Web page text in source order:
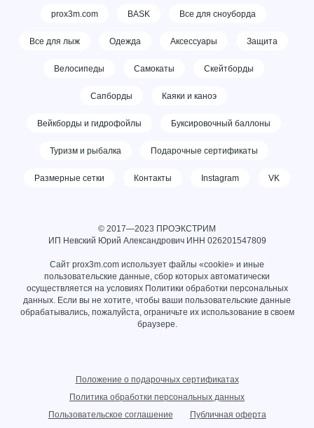
prox3m.com BASK Все для сноуборда
Все для лыж Одежда Аксессуары Защита
Велосипеды Самокаты Скейтборды
Сапборды Каяки и каноэ
Вейкборды и гидрофойлы Буксировочный баллоны
Туризм и рыбалка Подарочные сертификаты
Размерные сетки Контакты Instagram VK
© 2017—2023 ПРОЭКСТРИМ
ИП Невский Юрий Александрович ИНН 026201547809
Сайт prox3m.com использует файлы «cookie» и иные
пользовательские данные, сбор которых автоматически
осуществляется на условиях Политики обработки персональных
данных. Если вы не хотите, чтобы ваши пользовательские данные
обрабатывались, пожалуйста, ограничьте их использование в своем
браузере.
Положение о подарочных сертификатах
Политика обработки персональных данных
Пользовательское соглашение
Публичная оферта